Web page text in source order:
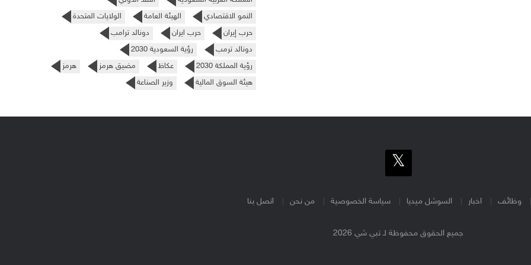
النمو الاقتصادي
الهيئة العامة
الولايات المتحدة
حرب إيران
حرب ايران
دونالد ترامب
دونالد ترمب
رؤية السعودية 2030
رؤية المملكة 2030
عكاظ مضيق هرمز
هرمز
هيئة السوق المالية
وزير الصناعة
وظائف اخبار السوشل ميديا سياسة الخصوصية من نحن اتصل بنا
جميع الحقوق محفوظة لـ تبي شي 2026